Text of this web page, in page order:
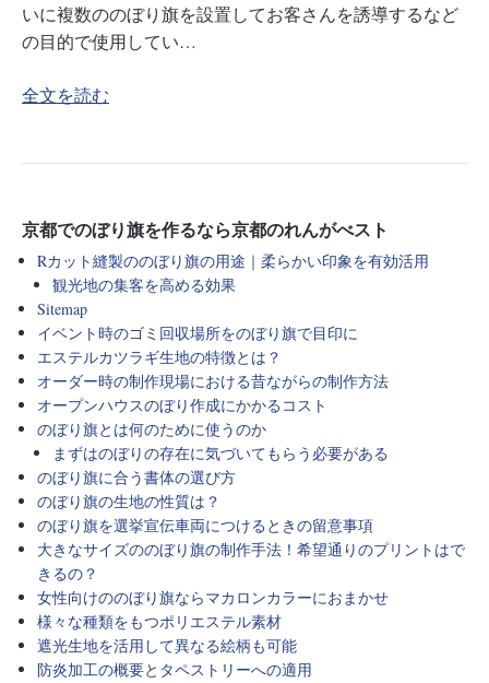
いに複数ののぼり旗を設置してお客さんを誘導するなど
の目的で使用してい…
全文を読む
京都でのぼり旗を作るなら京都のれんがべスト
Rカット縫製ののぼり旗の用途｜柔らかい印象を有効活用
観光地の集客を高める効果
Sitemap
イベント時のゴミ回収場所をのぼり旗で目印に
エステルカツラギ生地の特徴とは？
オーダー時の制作現場における昔ながらの制作方法
オープンハウスのぼり作成にかかるコスト
のぼり旗とは何のために使うのか
まずはのぼりの存在に気づいてもらう必要がある
のぼり旗に合う書体の選び方
のぼり旗の生地の性質は？
のぼり旗を選挙宣伝車両につけるときの留意事項
大きなサイズののぼり旗の制作手法！希望通りのプリントはで
きるの？
女性向けののぼり旗ならマカロンカラーにおまかせ
様々な種類をもつポリエステル素材
遮光生地を活用して異なる絵柄も可能
防炎加工の概要とタペストリーへの適用